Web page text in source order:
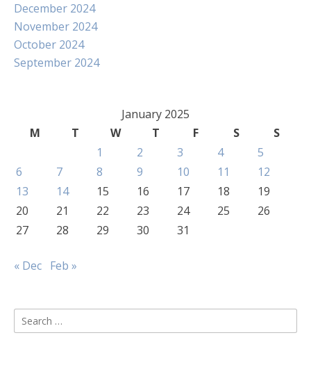
December 2024
November 2024
October 2024
September 2024
January 2025
M
T W T F S
S
1
2 3 4
5
6
7 8 9 10 11
12
13
14 15 16 17 18
19
20
21 22 23 24 25
26
27
28 29 30 31
« Dec Feb »
Search
for: